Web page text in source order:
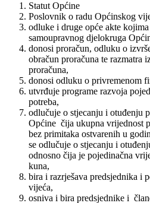
Statut Općine
Poslovnik o radu Općinskog
odluke i druge opće akte
samoupravnog djelokruga
donosi proračun, odluku o
obračun proračuna te razmatra
proračuna,
donosi odluku o privremenom
utvrđuje programe razvoja
potreba,
odlučuje o stjecanju i otuđenju
Općine čija ukupna vrijednost
bez primitaka ostvarenih u
se odlučuje o stjecanju i
odnosno čija je pojedinačna
kuna,
bira i razrješava predsjednika i
vijeća,
osniva i bira predsjednike i